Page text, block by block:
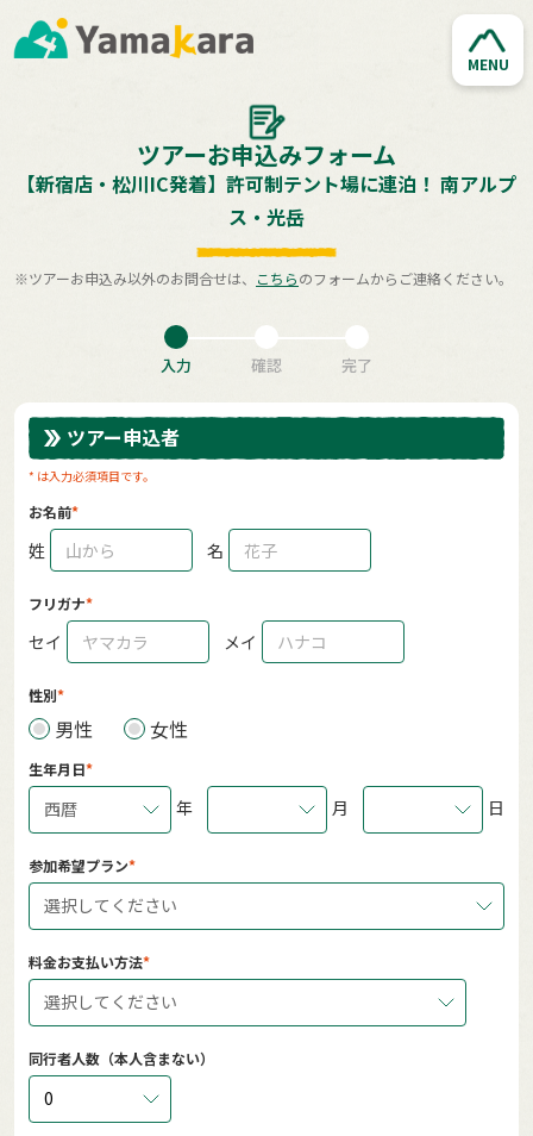
MENU
ツアーお申込みフォーム
【新宿店・松川IC発着】許可制テント場に連泊！ 南アルプ
ス・光岳
※ツアーお申込み以外のお問合せは、 こちらのフォームからご連絡ください。
入力 確認 完了
ツアー申込者
* は入力必須項目です。
お名前
姓 名
フリガナ
セイ メイ
性別
男性 女性
生年月日
西暦 年 月 日
参加希望プラン
選択してください
料金お支払い方法
選択してください
同行者人数（本人含まない）
0